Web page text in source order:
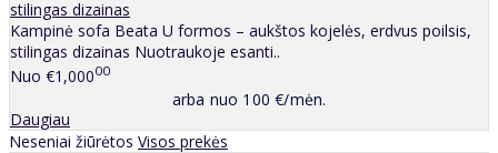
stilingas dizainas
Kampinė sofa Beata U formos – aukštos kojelės, erdvus poilsis,
stilingas dizainas Nuotraukoje esanti..
Nuo €1,00000
arba nuo 100 €/mėn.
Daugiau
Neseniai žiūrėtos Visos prekės